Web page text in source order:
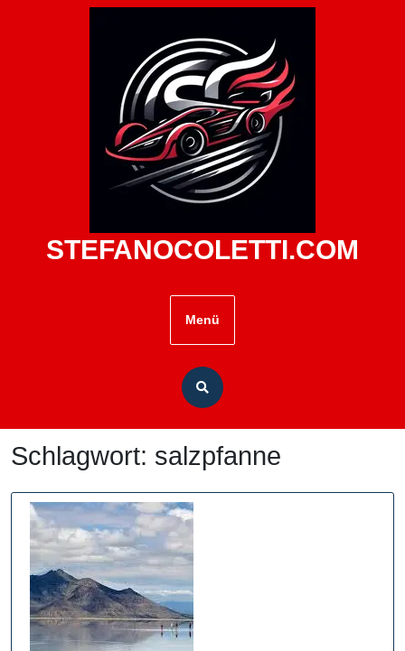
STEFANOCOLETTI.COM
Menü
Schlagwort: salzpfanne